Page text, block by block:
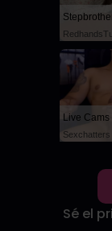
Sexchatters
Sé el